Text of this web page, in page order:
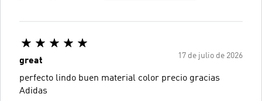
17 de julio de 2026
great
perfecto lindo buen material color precio gracias
Adidas